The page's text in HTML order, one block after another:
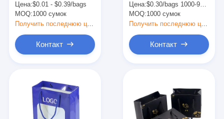
Большой
квадратный
торговый сумочек с
ручкой
Цена:$0.01 - $0.39/bags
MOQ:1000 сумок
Получить последнюю цену
Контакт
Роскошная
косметическая
одежда Подарочные
сумки
Цена:$0.30/bags 1000-9999 bags
MOQ:1000 сумок
Контакт